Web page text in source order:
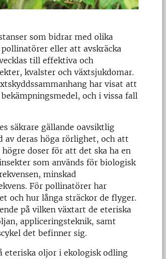
som bidrar med olika
eller att avskräcka
till effektiva och
kvalster och växtsjukdomar.
har visat att
och i vissa fall
säkrare gällande oavsiktlig
av deras höga rörlighet, och att
doser för att det ska ha en
som används för biologisk
minskad
För pollinatörer har
och hur långa sträckor de flyger.
på vilken växtart de eteriska
appliceringsteknik, samt
det befinner sig.
eteriska oljor i ekologisk odling